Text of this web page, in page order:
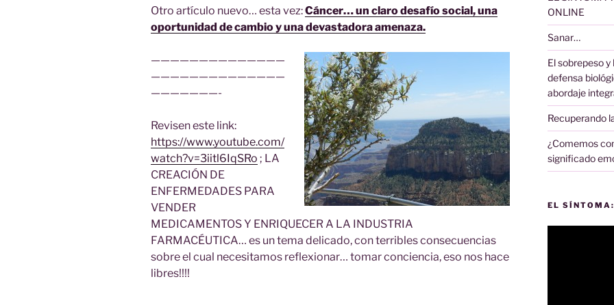
Otro artículo nuevo… esta vez:Cáncer… un claro desafío social, una
oportunidad de cambio y una devastadora amenaza.
——————————————
——————————————
———————-
Revisen este link:
https://www.youtube.com/
watch?v=3iitl6IqSRo ; LA
CREACIÓN DE
ENFERMEDADES PARA
VENDER
MEDICAMENTOS Y ENRIQUECER A LA INDUSTRIA
FARMACÉUTICA… es un tema delicado, con terribles consecuencias
sobre el cual necesitamos reflexionar… tomar conciencia, eso nos hace
libres!!!!
ONLINE
Sanar…
El sobrepeso
defensa
abordaje
Recuperando
¿Comemos
significado
EL SÍNTOMA: